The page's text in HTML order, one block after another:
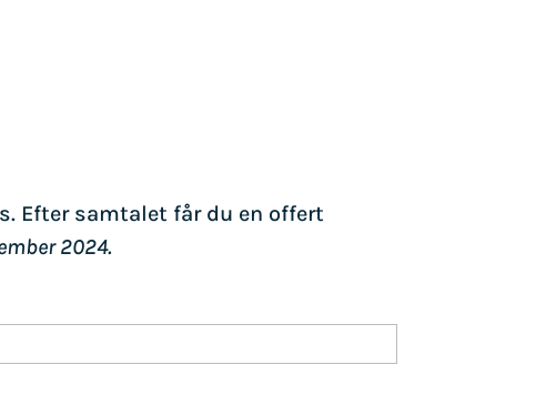
Efter samtalet får du en offert
2024.